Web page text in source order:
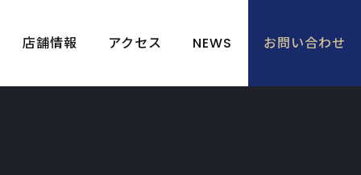
店舗情報 アクセス NEWS お問い合わせ